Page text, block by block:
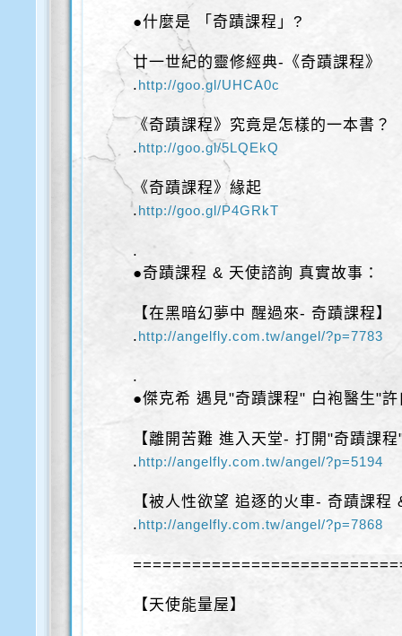
●什麼是 「奇蹟課程」?
廿一世紀的靈修經典-《奇蹟課程》
​.http://goo.gl/UHCA0c
《奇蹟課程》究竟是怎樣的一本書？
​.http://goo.gl/5LQEkQ
《奇蹟課程》緣起
​.http://goo.gl/P4GRkT
.
●奇蹟課程 & 天使諮詢 真實故事：
【在黑暗幻夢中 醒過來- 奇蹟課程】
​.http://angelfly.com.tw/angel/?p=7783
.
●傑克希 遇見"奇蹟課程" 白袍醫生"
【離開苦難 進入天堂- 打開"奇蹟課
​.http://angelfly.com.tw/angel/?p=5194
【被人性欲望 追逐的火車- 奇蹟課程
​.http://angelfly.com.tw/angel/?p=7868
【天使能量屋】